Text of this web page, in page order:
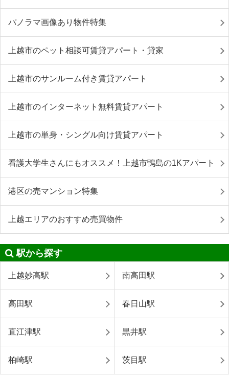
パノラマ画像あり物件特集
上越市のペット相談可賃貸アパート・貸家
上越市のサンルーム付き賃貸アパート
上越市のインターネット無料賃貸アパート
上越市の単身・シングル向け賃貸アパート
看護大学生さんにもオススメ！上越市鴨島の1Kアパート
港区の売マンション特集
上越エリアのおすすめ売買物件
駅から探す
上越妙高駅 南高田駅
高田駅 春日山駅
直江津駅 黒井駅
柏崎駅 茨目駅